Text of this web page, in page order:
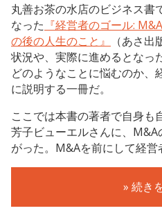
丸善お茶の水店のビジネス
なった 『経営者のゴール:
の後の人生のこと』
（あさ
状況や、実際に進めるとなっ
どのようなことに悩むのか、
に説明する一冊だ。
ここでは本書の著者で自身も
芳子ビューエルさんに、
がった。M&Aを前にして経営
» 続き